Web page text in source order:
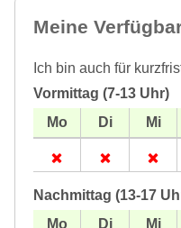
Meine
Ich bin auch für
Vormittag (7-13 Uhr)
Nachmittag (13-17